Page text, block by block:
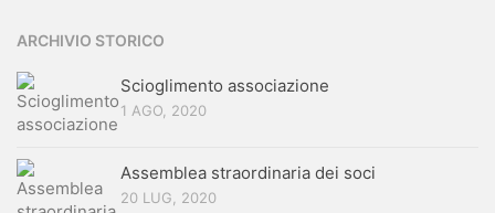
ARCHIVIO STORICO
Scioglimento associazione
1 AGO, 2020
Assemblea straordinaria dei soci
20 LUG, 2020